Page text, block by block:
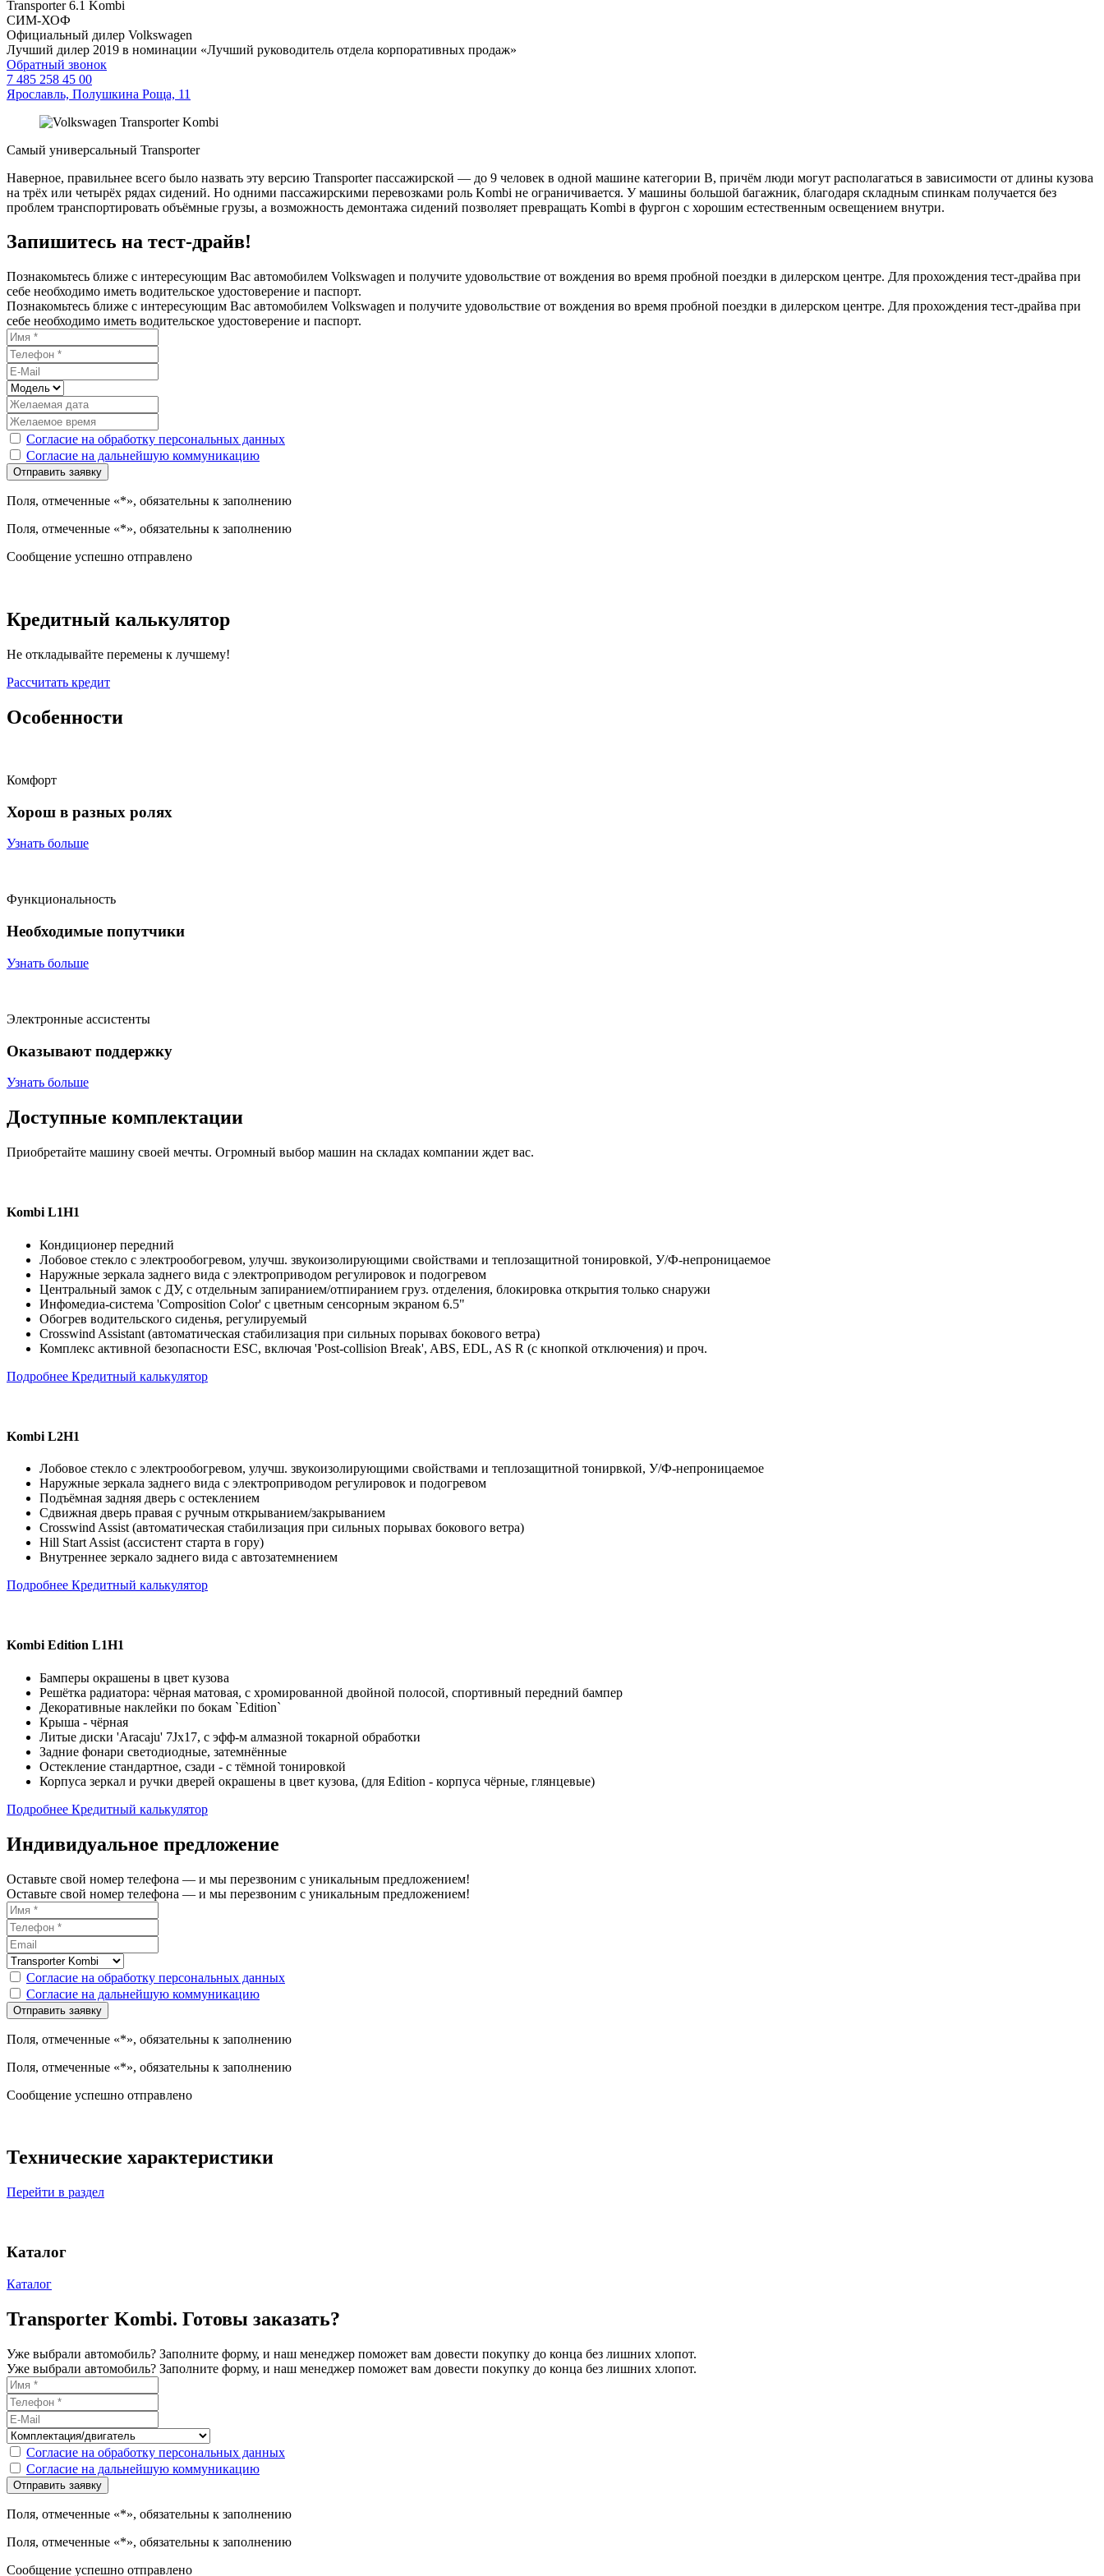
Transporter 6.1 Kombi
СИМ-ХОФ
Официальный дилер Volkswagen
Лучший дилер 2019 в номинации «Лучший руководитель отдела корпоративных продаж»
Обратный звонок
7 485 258 45 00
Ярославль, Полушкина Роща, 11
Самый универсальный Transporter
Наверное, правильнее всего было назвать эту версию Transporter пассажирской — до 9 человек в одной машине категории B, причём люди могут располагаться в зависимости от длины кузова
на трёх или четырёх рядах сидений. Но одними пассажирскими перевозками роль Kombi не ограничивается. У машины большой багажник, благодаря складным спинкам получается без
проблем транспортировать объёмные грузы, а возможность демонтажа сидений позволяет превращать Kombi в фургон с хорошим естественным освещением внутри.
Запишитесь на тест-драйв!
Познакомьтесь ближе с интересующим Вас автомобилем Volkswagen и получите удовольствие от вождения во время пробной поездки в дилерском центре. Для прохождения тест-драйва при
себе необходимо иметь водительское удостоверение и паспорт.
Познакомьтесь ближе с интересующим Вас автомобилем Volkswagen и получите удовольствие от вождения во время пробной поездки в дилерском центре. Для прохождения тест-драйва при
себе необходимо иметь водительское удостоверение и паспорт.
Согласие на обработку персональных данных
Согласие на дальнейшую коммуникацию
Поля, отмеченные «*», обязательны к заполнению
Поля, отмеченные «*», обязательны к заполнению
Сообщение успешно отправлено
Кредитный калькулятор
Не откладывайте перемены к лучшему!
Рассчитать кредит
Особенности
Комфорт
Хорош в разных ролях
Узнать больше
Функциональность
Необходимые попутчики
Узнать больше
Электронные ассистенты
Оказывают поддержку
Узнать больше
Доступные комплектации
Приобретайте машину своей мечты. Огромный выбор машин на складах компании ждет вас.
Kombi L1H1
Кондиционер передний
Лобовое стекло с электрообогревом, улучш. звукоизолирующими свойствами и теплозащитной тонировкой, У/Ф-непроницаемое
Наружные зеркала заднего вида с электроприводом регулировок и подогревом
Центральный замок с ДУ, с отдельным запиранием/отпиранием груз. отделения, блокировка открытия только снаружи
Инфомедиа-система 'Composition Color' с цветным сенсорным экраном 6.5"
Обогрев водительского сиденья, регулируемый
Crosswind Assistant (автоматическая стабилизация при сильных порывах бокового ветра)
Комплекс активной безопасности ESC, включая 'Post-collision Break', ABS, EDL, AS R (c кнопкой отключения) и проч.
Подробнее Кредитный калькулятор
Kombi L2H1
Лобовое стекло с электрообогревом, улучш. звукоизолирующими свойствами и теплозащитной тонирвкой, У/Ф-непроницаемое
Наружные зеркала заднего вида с электроприводом регулировок и подогревом
Подъёмная задняя дверь с остеклением
Сдвижная дверь правая с ручным открыванием/закрыванием
Crosswind Assist (автоматическая стабилизация при сильных порывах бокового ветра)
Hill Start Assist (ассистент старта в гору)
Внутреннее зеркало заднего вида с автозатемнением
Подробнее Кредитный калькулятор
Kombi Edition L1H1
Бамперы окрашены в цвет кузова
Решётка радиатора: чёрная матовая, с хромированной двойной полосой, спортивный передний бампер
Декоративные наклейки по бокам `Edition`
Крыша - чёрная
Литые диски 'Aracaju' 7Jx17, с эфф-м алмазной токарной обработки
Задние фонари светодиодные, затемнённые
Остекление стандартное, сзади - с тёмной тонировкой
Корпуса зеркал и ручки дверей окрашены в цвет кузова, (для Edition - корпуса чёрные, глянцевые)
Подробнее Кредитный калькулятор
Индивидуальное предложение
Оставьте свой номер телефона — и мы перезвоним с уникальным предложением!
Оставьте свой номер телефона — и мы перезвоним с уникальным предложением!
Согласие на обработку персональных данных
Согласие на дальнейшую коммуникацию
Поля, отмеченные «*», обязательны к заполнению
Поля, отмеченные «*», обязательны к заполнению
Сообщение успешно отправлено
Технические характеристики
Перейти в раздел
Каталог
Каталог
Transporter Kombi. Готовы заказать?
Уже выбрали автомобиль? Заполните форму, и наш менеджер поможет вам довести покупку до конца без лишних хлопот.
Уже выбрали автомобиль? Заполните форму, и наш менеджер поможет вам довести покупку до конца без лишних хлопот.
Согласие на обработку персональных данных
Согласие на дальнейшую коммуникацию
Поля, отмеченные «*», обязательны к заполнению
Поля, отмеченные «*», обязательны к заполнению
Сообщение успешно отправлено